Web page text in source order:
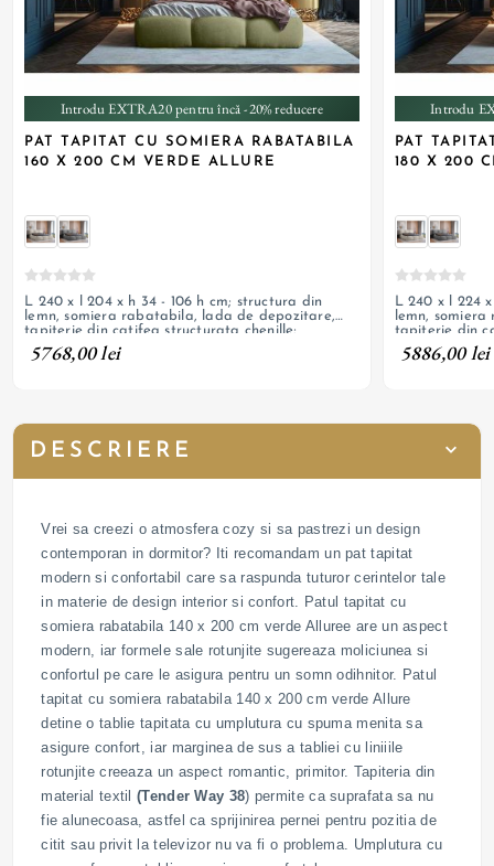
Introdu EXTRA20 pentru încă -20% reducere
PAT TAPITAT CU SOMIERA RABATABILA
160 X 200 CM VERDE ALLURE
L 240 x l 204 x h 34 - 106 h cm; structura din
lemn, somiera rabatabila, lada de depozitare,
tapiterie din catifea structurata chenille;
personalizabil
5768,00 lei
Introdu
PAT
180 X 200
L 240 x l 224
lemn,
tapiterie din
personalizabil
5886,00 lei
DESCRIERE
Vrei sa creezi o atmosfera cozy si sa pastrezi un design
contemporan in dormitor? Iti recomandam un pat tapitat
modern si confortabil care sa raspunda tuturor cerintelor tale
in materie de design interior si confort. Patul tapitat cu
somiera rabatabila 140 x 200 cm verde Alluree are un aspect
modern, iar formele sale rotunjite sugereaza moliciunea si
confortul pe care le asigura pentru un somn odihnitor. Patul
tapitat cu somiera rabatabila 140 x 200 cm verde Allure
detine o tablie tapitata cu umplutura cu spuma menita sa
asigure confort, iar marginea de sus a tabliei cu liniiile
rotunjite creeaza un aspect romantic, primitor. Tapiteria din
material textil(Tender Way 38) permite ca suprafata sa nu
fie alunecoasa, astfel ca sprijinirea pernei pentru pozitia de
citit sau privit la televizor nu va fi o problema. Umplutura cu